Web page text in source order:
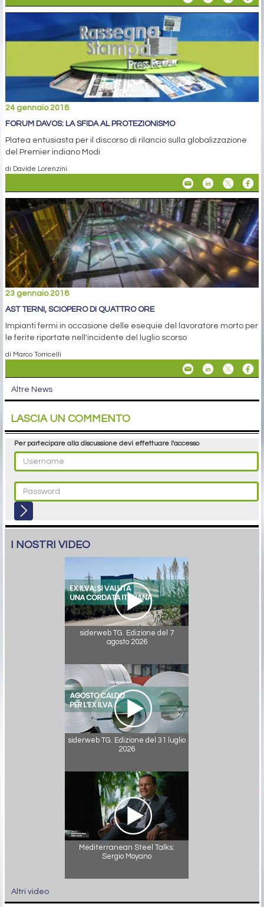
24 gennaio 2018
FORUM DAVOS: LA SFIDA AL PROTEZIONISMO
Platea entusiasta per il discorso di rilancio sulla globalizzazione
del Premier indiano Modi
di Davide Lorenzini
23 gennaio 2018
AST TERNI, SCIOPERO DI QUATTRO ORE
Impianti fermi in occasione delle esequie del lavoratore morto per
le ferite riportate nell'incidente del luglio scorso
di Marco Torricelli
Altre News
LASCIA UN COMMENTO
Per partecipare alla discussione devi effettuare l'accesso
I NOSTRI VIDEO
siderweb TG. Edizione del 7
agosto 2026
siderweb TG. Edizione del 31 luglio
2026
Mediterranean Steel Talks:
Sergio Moyano
Altri video